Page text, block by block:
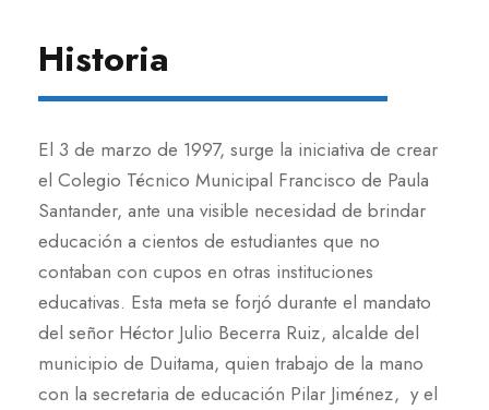
Historia
El 3 de marzo de 1997, surge la iniciativa de crear
el Colegio Técnico Municipal Francisco de Paula
Santander, ante una visible necesidad de brindar
educación a cientos de estudiantes que no
contaban con cupos en otras instituciones
educativas. Esta meta se forjó durante el mandato
del señor Héctor Julio Becerra Ruiz, alcalde del
municipio de Duitama, quien trabajo de la mano
con la secretaria de educación Pilar Jiménez, y el